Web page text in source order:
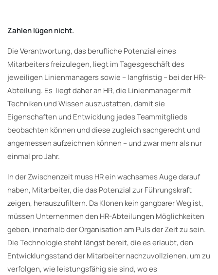
Zahlen lügen nicht.
Die Verantwortung, das berufliche Potenzial eines
Mitarbeiters freizulegen, liegt im Tagesgeschäft des
jeweiligen Linienmanagers sowie – langfristig – bei der HR-
Abteilung. Es liegt daher an HR, die Linienmanager mit
Techniken und Wissen auszustatten, damit sie
Eigenschaften und Entwicklung jedes Teammitglieds
beobachten können und diese zugleich sachgerecht und
angemessen aufzeichnen können – und zwar mehr als nur
einmal pro Jahr.
In der Zwischenzeit muss HR ein wachsames Auge darauf
haben, Mitarbeiter, die das Potenzial zur Führungskraft
zeigen, herauszufiltern. Da Klonen kein gangbarer Weg ist,
müssen Unternehmen den HR-Abteilungen Möglichkeiten
geben, innerhalb der Organisation am Puls der Zeit zu sein.
Die Technologie steht längst bereit, die es erlaubt, den
Entwicklungsstand der Mitarbeiter nachzuvollziehen, um zu
verfolgen, wie leistungsfähig sie sind, wo es